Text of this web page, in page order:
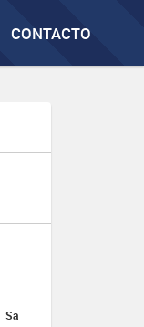
CONTACTO
Sa